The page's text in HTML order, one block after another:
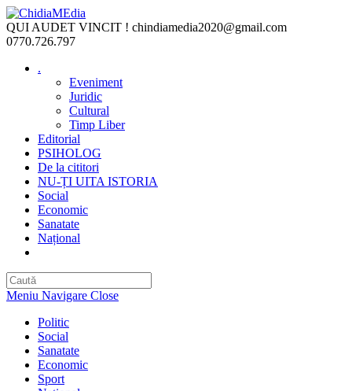
Skip
to
content
QUI AUDET VINCIT ! chindiamedia2020@gmail.com
0770.726.797
.
Eveniment
Juridic
Cultural
Timp Liber
Editorial
PSIHOLOG
De la cititori
NU-ȚI UITA ISTORIA
Social
Economic
Sanatate
Național
Meniu Navigare Close
Politic
Social
Sanatate
Economic
Sport